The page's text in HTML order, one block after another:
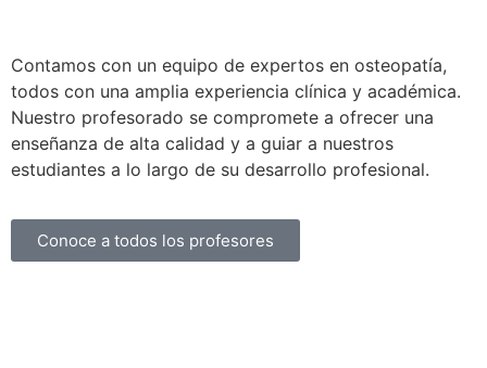
Contamos con un equipo de expertos en osteopatía,
todos con una amplia experiencia clínica y académica.
Nuestro profesorado se compromete a ofrecer una
enseñanza de alta calidad y a guiar a nuestros
estudiantes a lo largo de su desarrollo profesional.
Conoce a todos los profesores